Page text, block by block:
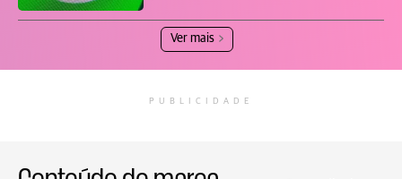
Ver mais
PUBLICIDADE